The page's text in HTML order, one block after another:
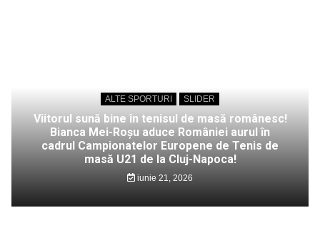
ALTE SPORTURI SLIDER
Viitorul sună bine în tenisul de masă românesc!
Bianca Mei-Roșu aduce României aurul în
cadrul Campionatelor Europene de Tenis de
masă U21 de la Cluj-Napoca!
iunie 21, 2026